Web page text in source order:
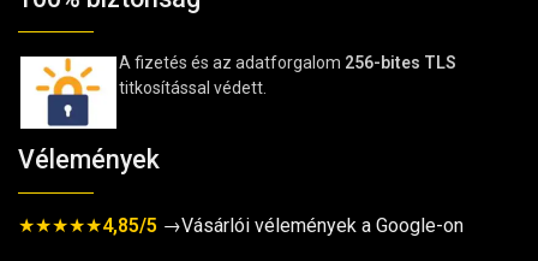
A fizetés és az adatforgalom 256-bites TLS
titkosítással védett.
Vélemények
★★★★★4,85/5 →Vásárlói vélemények a Google-on